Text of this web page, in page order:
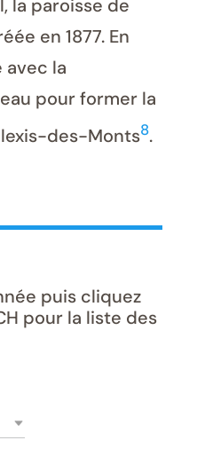
la paroisse de
en 1877. En
avec la
pour former la
des-Monts8.
puis cliquez
pour la liste des